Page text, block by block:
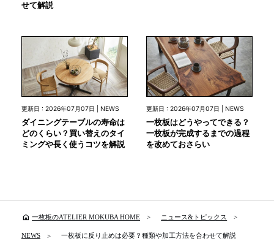
せて解説
更新日 : 2026年07月07日 | NEWS
ダイニングテーブルの寿命は
どのくらい？買い替えのタイ
ミングや長く使うコツを解説
更新日 : 2026年07月07日 | NEWS
一枚板はどうやってできる？
一枚板が完成するまでの過程
を改めておさらい
home 一枚板のATELIER MOKUBA HOME ニュース&トピックス
NEWS 一枚板に反り止めは必要？種類や加工方法を合わせて解説